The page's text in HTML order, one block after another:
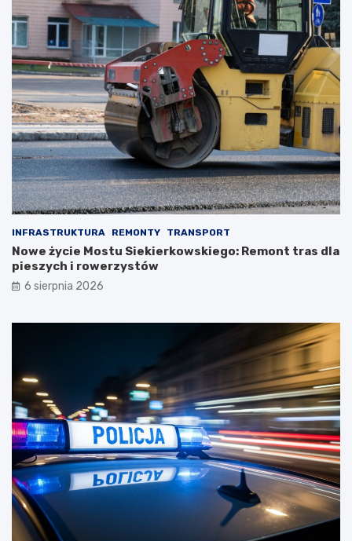
INFRASTRUKTURA REMONTY TRANSPORT
Nowe życie Mostu Siekierkowskiego: Remont tras dla
pieszych i rowerzystów
6 sierpnia 2026